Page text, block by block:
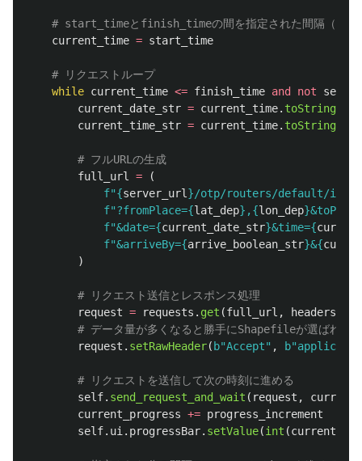
current_time = start_time
while current_time <= finish_time and not self
current_date_str = current_time. toString
current_time_str = current_time. toString
full_url =
(
f"{server_url}/otp/routers/default/
f"?fromPlace={lat_dep} ,{lon_dep}
f"&date={current_date_str}&time={
f"&arriveBy={arrive_boolean_str}&{
)
request = requests . get (full_url , headers
request . setRawHeader( b"Accept" , b"
self. send_request_and_wait ( request ,
current_progress += progress_increment
self. ui. progressBar. setValue(int (